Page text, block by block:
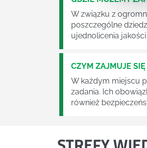
W związku z
poszczególne
ujednolicenia
CZYM ZAJMUJE
W każdym miejscu
zadania. Ich
również